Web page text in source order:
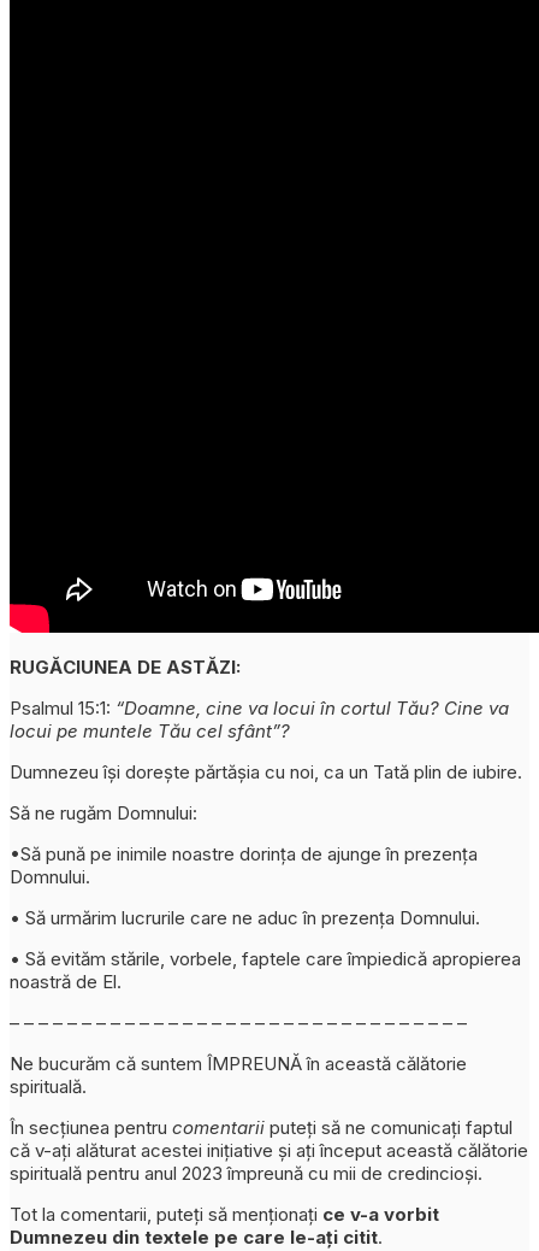
RUGĂCIUNEA DE ASTĂZI:
Psalmul 15:1: “Doamne, cine va locui în cortul Tău? Cine va
locui pe muntele Tău cel sfânt”?
Dumnezeu își dorește părtășia cu noi, ca un Tată plin de iubire.
Să ne rugăm Domnului:
•Să pună pe inimile noastre dorința de ajunge în prezența
Domnului.
• Să urmărim lucrurile care ne aduc în prezența Domnului.
• Să evităm stările, vorbele, faptele care împiedică apropierea
noastră de El.
– – – – – – – – – – – – – – – – – – – – – – – – – – – – – – – –
Ne bucurăm că suntem ÎMPREUNĂ în această călătorie
spirituală.
În secțiunea pentru comentarii puteți să ne comunicați faptul
că v-ați alăturat acestei inițiative și ați început această călătorie
spirituală pentru anul 2023 împreună cu mii de credincioși.
Tot la comentarii, puteți să menționați ce v-a vorbit
Dumnezeu din textele pe care le-ați citit.